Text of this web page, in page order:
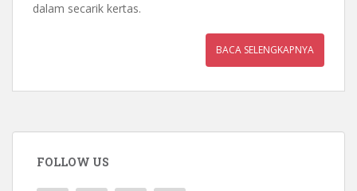
dalam secarik kertas.
BACA SELENGKAPNYA
FOLLOW US